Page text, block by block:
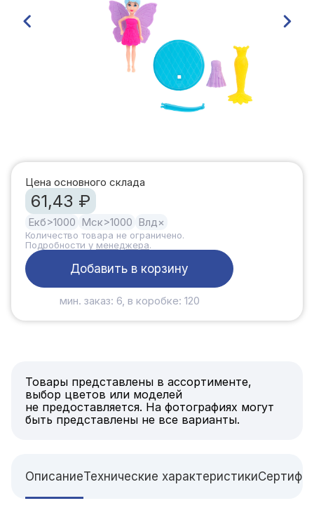
Цена основного склада
61,43 ₽
Екб>1000 Мск>1000 Влд ×
Количество товара не ограничено.
Подробности у менеджера.
Добавить в корзину
мин. заказ: 6, в коробке: 120
Товары представлены в ассортименте,
выбор цветов или моделей
не предоставляется. На фотографиях могут
быть представлены не все варианты.
ОписаниеТехнические характеристики